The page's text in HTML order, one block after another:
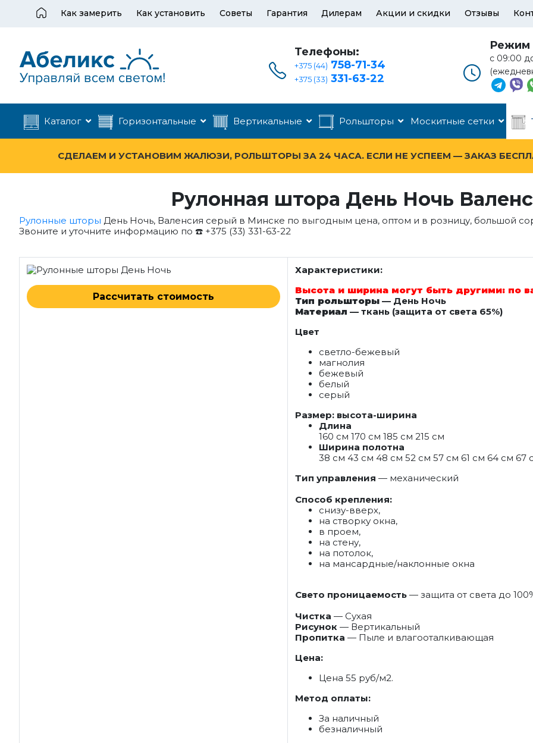
Как замерить Как установить Советы Гарантия Дилерам Акции и скидки Отзывы
Телефоны:
+375 (44) 758-71-34
+375 (33) 331-63-22
Режим
с 09:00
Каталог Горизонтальные Вертикальные Рольшторы Москитные сетки
СДЕЛАЕМ И УСТАНОВИМ ЖАЛЮЗИ, РОЛЬШТОРЫ ЗА 24 ЧАСА. ЕСЛИ НЕ УСПЕЕМ — ЗАКАЗ
Рулонная штора День Ночь
Рулонные шторы День Ночь, Валенсия серый в Минске по выгодным цена, оптом и в розницу, большой
Звоните и уточните информацию по ☎️ +375 (33) 331-63-22
Рассчитать стоимость
Характеристики:
Высота и ширина могут быть другими: по
Тип рольшторы — День Ночь
Материал — ткань (защита от света 65%)
Цвет
светло-бежевый
магнолия
бежевый
белый
серый
Размер: высота-ширина
Длина
160 см 170 см 185 см 215 см
Ширина полотна
38 см 43 см 48 см 52 см 57 см 61 см 64 см 67
Тип управления — механический
Способ крепления:
снизу-вверх,
на створку окна,
в проем,
на стену,
на потолок,
на мансардные/наклонные окна
Свето проницаемость — защита от света до
Чистка — Сухая
Рисунок — Вертикальный
Пропитка — Пыле и влагооталкивающая
Цена:
Цена 55 руб/м2.
Метод оплаты:
За наличный
безналичный